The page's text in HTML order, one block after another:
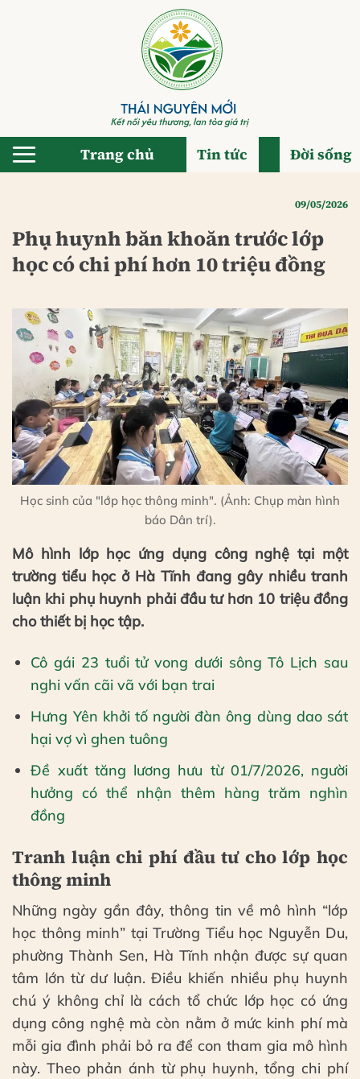
Trang chủ Tin tức Đời sống
09/05/2026
Phụ huynh băn khoăn trước lớp
học có chi phí hơn 10 triệu đồng
Học sinh của "lớp học thông minh". (Ảnh: Chụp màn hình
báo Dân trí).
Mô hình lớp học ứng dụng công nghệ tại một
trường tiểu học ở Hà Tĩnh đang gây nhiều tranh
luận khi phụ huynh phải đầu tư hơn 10 triệu đồng
cho thiết bị học tập.
Cô gái 23 tuổi tử vong dưới sông Tô Lịch sau
nghi vấn cãi vã với bạn trai
Hưng Yên khởi tố người đàn ông dùng dao sát
hại vợ vì ghen tuông
Đề xuất tăng lương hưu từ 01/7/2026, người
hưởng có thể nhận thêm hàng trăm nghìn
đồng
Tranh luận chi phí đầu tư cho lớp học
thông minh
Những ngày gần đây, thông tin về mô hình “lớp
học thông minh” tại Trường Tiểu học Nguyễn Du,
phường Thành Sen, Hà Tĩnh nhận được sự quan
tâm lớn từ dư luận. Điều khiến nhiều phụ huynh
chú ý không chỉ là cách tổ chức lớp học có ứng
dụng công nghệ mà còn nằm ở mức kinh phí mà
mỗi gia đình phải bỏ ra để con tham gia mô hình
này. Theo phản ánh từ phụ huynh, tổng chi phí